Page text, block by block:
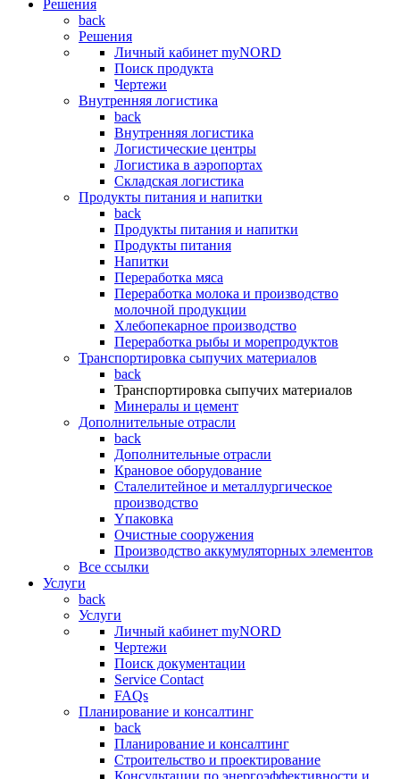
Решения
back
Решения
Личный кабинет myNORD
Поиск продукта
Чертежи
Внутренняя логистика
back
Внутренняя логистика
Логистические центры
Логистика в аэропортах
Складская логистика
Продукты питания и напитки
back
Продукты питания и напитки
Продукты питания
Напитки
Переработка мяса
Переработка молока и производство
молочной продукции
Хлебопекарное производство
Переработка рыбы и морепродуктов
Транспортировка сыпучих материалов
back
Транспортировка сыпучих материалов
Минералы и цемент
Дополнительные отрасли
back
Дополнительные отрасли
Крановое оборудование
Сталелитейное и металлургическое
производство
Yпаковка
Очистные сооружения
Производство аккумуляторных элементов
Все ссылки
Услуги
back
Услуги
Личный кабинет myNORD
Чертежи
Поиск документации
Service Contact
FAQs
Планирование и консалтинг
back
Планирование и консалтинг
Строительство и проектирование
Консультации по энергоэффективности и